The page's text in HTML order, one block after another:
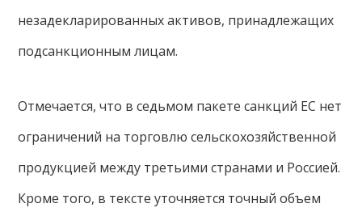
незадекларированных активов, принадлежащих
подсанкционным лицам.
Отмечается, что в седьмом пакете санкций ЕС нет
ограничений на торговлю сельскохозяйственной
продукцией между третьими странами и Россией.
Кроме того, в тексте уточняется точный объем